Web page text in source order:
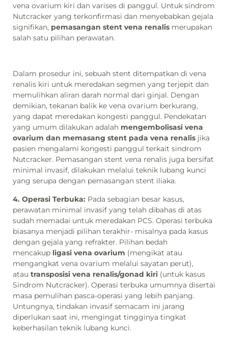
vena ovarium kiri dan varises di panggul. Untuk sindrom
Nutcracker yang terkonfirmasi dan menyebabkan gejala
signifikan, pemasangan stent vena renalis merupakan
salah satu pilihan perawatan.
Dalam prosedur ini, sebuah stent ditempatkan di vena
renalis kiri untuk meredakan segmen yang terjepit dan
memulihkan aliran darah normal dari ginjal. Dengan
demikian, tekanan balik ke vena ovarium berkurang,
yang dapat meredakan kongesti panggul. Pendekatan
yang umum dilakukan adalah mengembolisasi vena
ovarium dan memasang stent pada vena renalis jika
pasien mengalami kongesti panggul terkait sindrom
Nutcracker. Pemasangan stent vena renalis juga bersifat
minimal invasif, dilakukan melalui teknik lubang kunci
yang serupa dengan pemasangan stent iliaka.
4. Operasi Terbuka: Pada sebagian besar kasus,
perawatan minimal invasif yang telah dibahas di atas
sudah memadai untuk meredakan PCS. Operasi terbuka
biasanya menjadi pilihan terakhir- misalnya pada kasus
dengan gejala yang refrakter. Pilihan bedah
mencakup ligasi vena ovarium (mengikat atau
mengangkat vena ovarium melalui sayatan perut),
atau transposisi vena renalis/gonad kiri (untuk kasus
Sindrom Nutcracker). Operasi terbuka umumnya disertai
masa pemulihan pasca-operasi yang lebih panjang.
Untungnya, tindakan invasif semacam ini jarang
diperlukan saat ini, mengingat tingginya tingkat
keberhasilan teknik lubang kunci.